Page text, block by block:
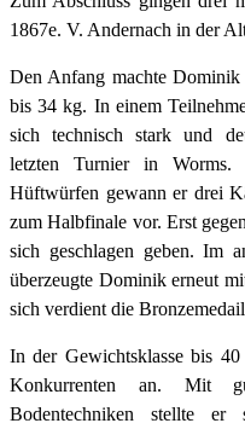
1867e. V. Andernach in der
Den Anfang machte
bis 34 kg. In einem
sich technisch stark und
letzten Turnier in Worms.
Hüftwürfen gewann er drei
zum Halbfinale vor. Erst
sich geschlagen geben. Im
überzeugte Dominik erneut
sich verdient die
In der Gewichtsklasse bis
Konkurrenten an. Mit
Bodentechniken stellte